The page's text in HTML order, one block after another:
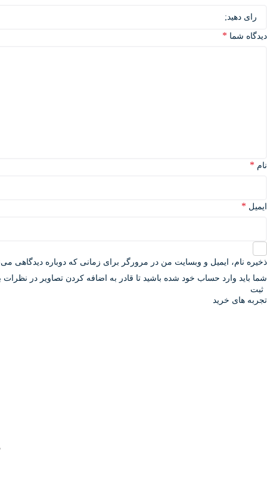
دیدگاه شما *
نام *
ایمیل *
ذخیره نام، ایمیل و وبسایت من در مرورگر برای زمانی که دوباره دیدگاهی
شما باید وارد حساب خود شده باشید تا قادر به اضافه کردن تصاویر در نظرات
تجربه های خرید